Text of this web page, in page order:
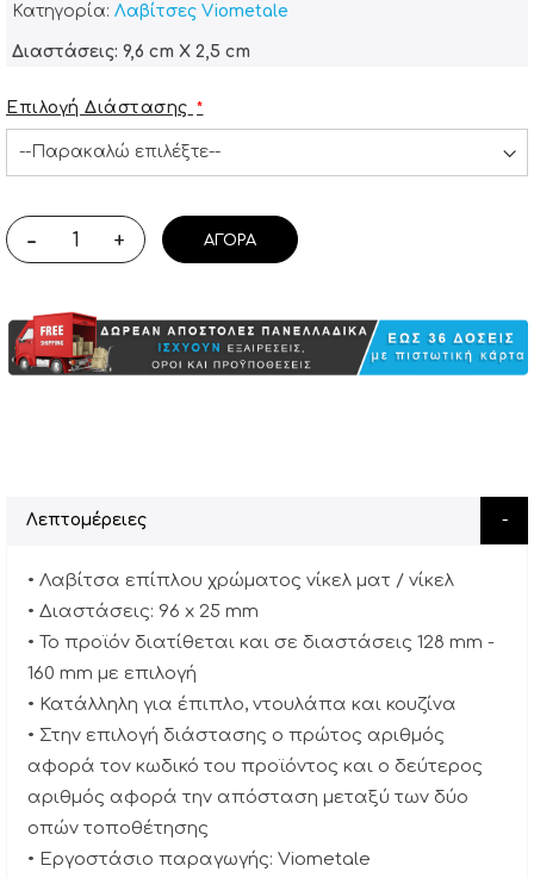
Κατηγορία: Λαβίτσες Viometale
Διαστάσεις: 9,6 cm X 2,5 cm
Επιλογή Διάστασης
- + ΑΓΟΡΆ
Λεπτομέρειες
• Λαβίτσα επίπλου χρώματος νίκελ ματ / νίκελ
• Διαστάσεις: 96 x 25 mm
• Το προϊόν διατίθεται και σε διαστάσεις 128 mm -
160 mm με επιλογή
• Κατάλληλη για έπιπλο, ντουλάπα και κουζίνα
• Στην επιλογή διάστασης ο πρώτος αριθμός
αφορά τον κωδικό του προϊόντος και ο δεύτερος
αριθμός αφορά την απόσταση μεταξύ των δύο
οπών τοποθέτησης
• Εργοστάσιο παραγωγής: Viometale